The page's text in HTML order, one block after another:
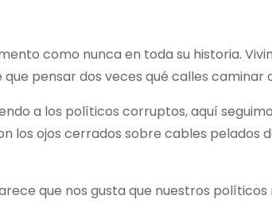
como nunca en toda su historia.
pensar dos veces qué calles
a los políticos corruptos, aquí
ojos cerrados sobre cables pelados
que nos gusta que nuestros